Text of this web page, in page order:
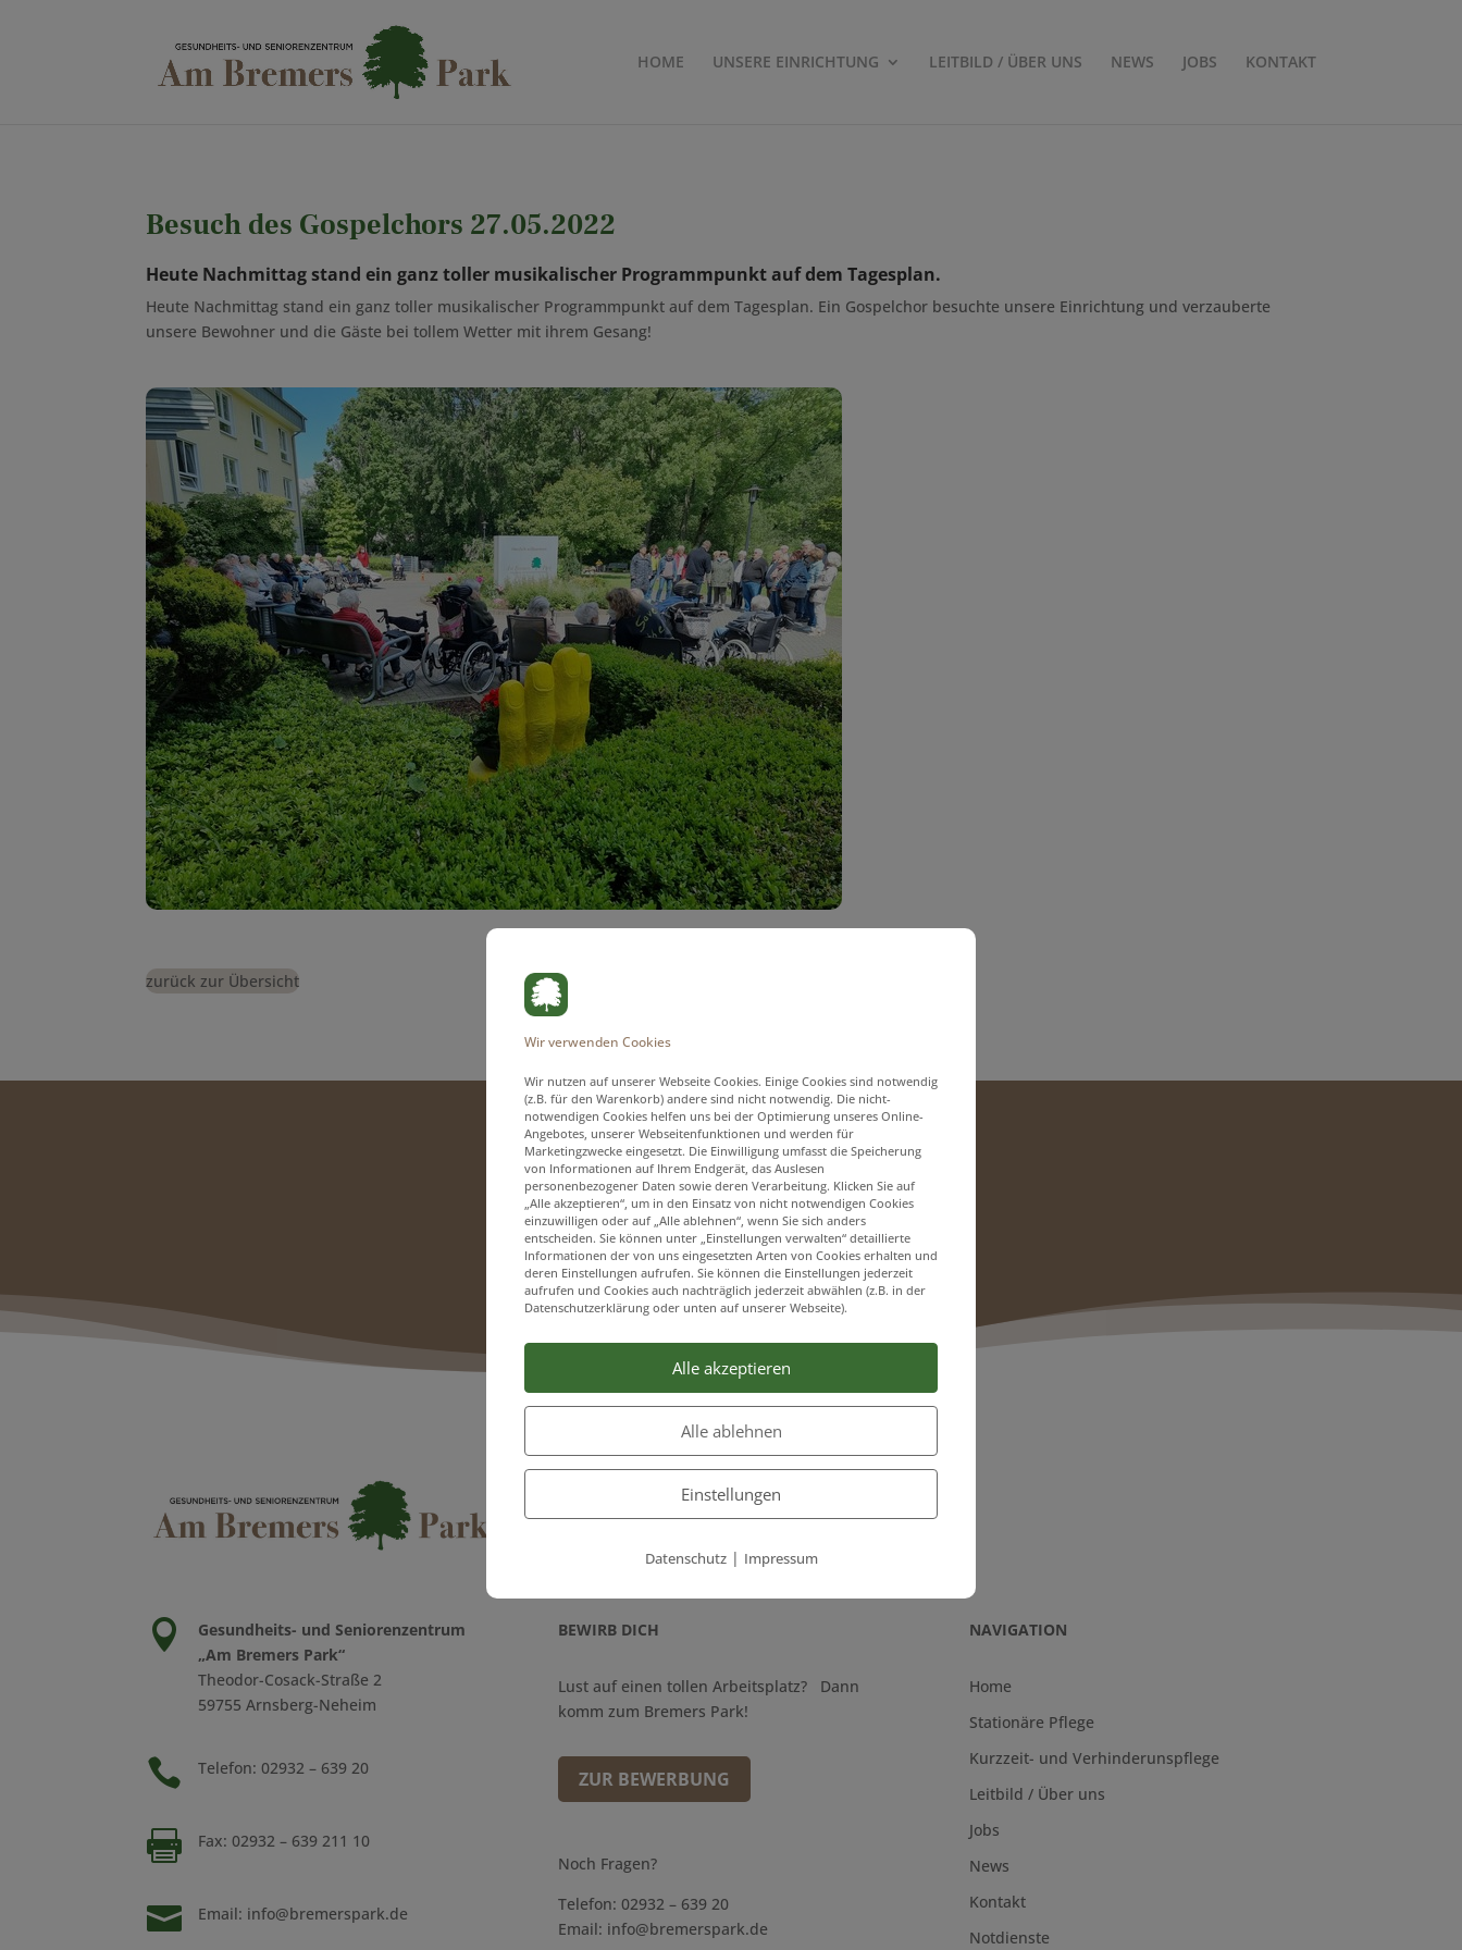
HOME UNSERE EINRICHTUNG LEITBILD / ÜBER UNS NEWS JOBS KONTAKT
Besuch des Gospelchors 27.05.2022
Heute Nachmittag stand ein ganz toller musikalischer Programmpunkt auf dem Tagesplan.
Heute Nachmittag stand ein ganz toller musikalischer Programmpunkt auf dem Tagesplan. Ein Gospelchor besuchte unsere Einrichtung und verzauberte
unsere Bewohner und die Gäste bei tollem Wetter mit ihrem Gesang!
zurück zur Übersicht

Gesundheits- und Seniorenzentrum
„Am Bremers Park“
Theodor-Cosack-Straße 2
59755 Arnsberg-Neheim
 Telefon: 02932 – 639 20
 Fax: 02932 – 639 211 10
 Email: info@bremerspark.de
BEWIRB DICH
Lust auf einen tollen Arbeitsplatz? Dann
komm zum Bremers Park!
ZUR BEWERBUNG
Noch Fragen?
Telefon: 02932 – 639 20
Email: info@bremerspark.de
NAVIGATION
Home
Stationäre Pflege
Kurzzeit- und Verhinderunspflege
Leitbild / Über uns
Jobs
News
Kontakt
Notdienste
Wir verwenden Cookies
Wir nutzen auf unserer Webseite Cookies. Einige Cookies sind notwendig
(z.B. für den Warenkorb) andere sind nicht notwendig. Die nicht-
notwendigen Cookies helfen uns bei der Optimierung unseres Online-
Angebotes, unserer Webseitenfunktionen und werden für
Marketingzwecke eingesetzt. Die Einwilligung umfasst die Speicherung
von Informationen auf Ihrem Endgerät, das Auslesen
personenbezogener Daten sowie deren Verarbeitung. Klicken Sie auf
„Alle akzeptieren“, um in den Einsatz von nicht notwendigen Cookies
einzuwilligen oder auf „Alle ablehnen“, wenn Sie sich anders
entscheiden. Sie können unter „Einstellungen verwalten“ detaillierte
Informationen der von uns eingesetzten Arten von Cookies erhalten und
deren Einstellungen aufrufen. Sie können die Einstellungen jederzeit
aufrufen und Cookies auch nachträglich jederzeit abwählen (z.B. in der
Datenschutzerklärung oder unten auf unserer Webseite).
Alle akzeptieren
Alle ablehnen
Einstellungen
Datenschutz| Impressum